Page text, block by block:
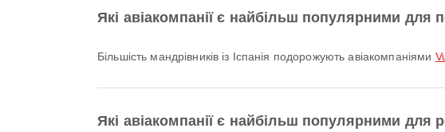
Які авіакомпанії є найбільш популярними для
Більшість мандрівників із Іспанія подорожують авіакомпаніями
Які авіакомпанії є найбільш популярними